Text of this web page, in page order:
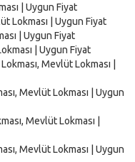
| Uygun Fiyat
Lokması | Uygun Fiyat
| Uygun Fiyat
| Uygun Fiyat
Mevlüt Lokması |
Mevlüt Lokması | Uygun
Mevlüt Lokması |
Mevlüt Lokması | Uygun